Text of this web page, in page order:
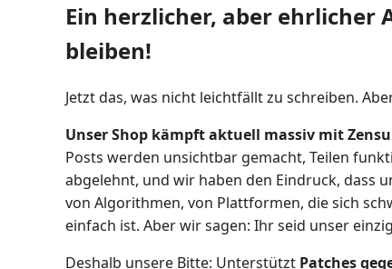
Ein herzlicher, aber ehrlicher
bleiben!
Jetzt das, was nicht leichtfällt zu schreiben.
Unser Shop kämpft aktuell massiv mit
Posts werden unsichtbar gemacht, Teilen
abgelehnt, und wir haben den Eindruck, dass
von Algorithmen, von Plattformen, die sich
einfach ist. Aber wir sagen: Ihr seid unser
Deshalb unsere Bitte: Unterstützt Patches